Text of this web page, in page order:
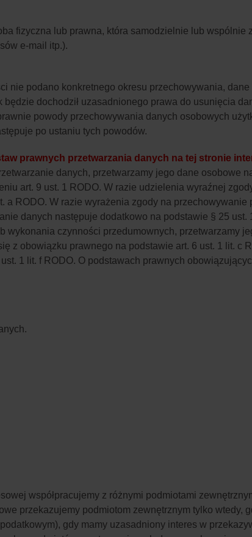
fizyczna lub prawna, która samodzielnie lub
e-mail itp.).
nie podano konkretnego okresu przechowywania,
dochodził uzasadnionego prawa do usunięcia
powody przechowywania danych osobowych
po ustaniu tych powodów.
prawnych przetwarzania danych na tej stronie
danych, przetwarzamy jego dane osobowe
art. 9 ust. 1 RODO. W razie udzielenia wyraźnej
a RODO. W razie wyrażenia zgody na
danych następuje dodatkowo na podstawie § 25
wykonania czynności przedumownych, przetwarzamy
z obowiązku prawnego na podstawie art. 6 ust. 1 lit.
1 lit. f RODO. O podstawach prawnych
współpracujemy z różnymi podmiotami
przekazujemy podmiotom zewnętrznym tylko
gdy mamy uzasadniony interes w